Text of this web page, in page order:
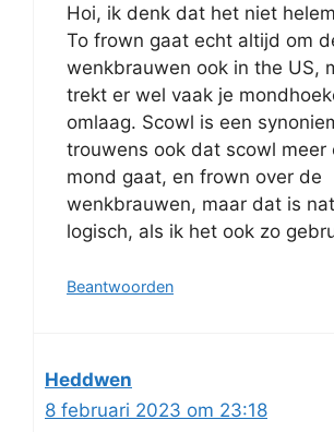
Hoi, ik denk dat het niet
To frown gaat echt altijd om
wenkbrauwen ook in the US,
trekt er wel vaak je
omlaag. Scowl is een
trouwens ook dat scowl meer
mond gaat, en frown over de
wenkbrauwen, maar dat is
logisch, als ik het ook zo
Beantwoorden
Heddwen
8 februari 2023 om 23:18